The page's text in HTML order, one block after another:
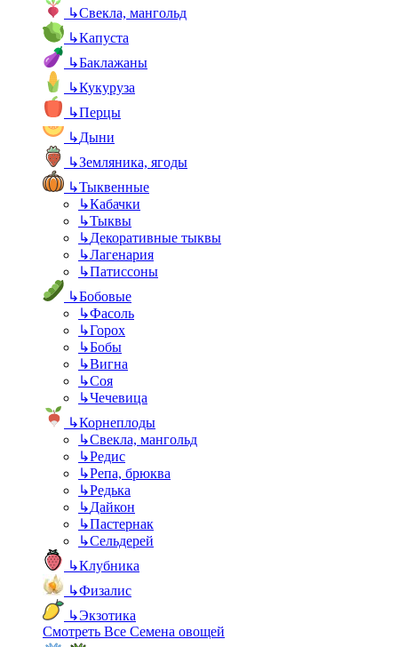
↳Свекла, мангольд
↳Капуста
↳Баклажаны
↳Кукуруза
↳Перцы
↳Дыни
↳Земляника, ягоды
↳Тыквенные
↳Кабачки
↳Тыквы
↳Декоративные тыквы
↳Лагенария
↳Патиссоны
↳Бобовые
↳Фасоль
↳Горох
↳Бобы
↳Вигна
↳Соя
↳Чечевица
↳Корнеплоды
↳Свекла, мангольд
↳Редис
↳Репа, брюква
↳Редька
↳Дайкон
↳Пастернак
↳Сельдерей
↳Клубника
↳Физалис
↳Экзотика
Смотреть Все Семена овощей